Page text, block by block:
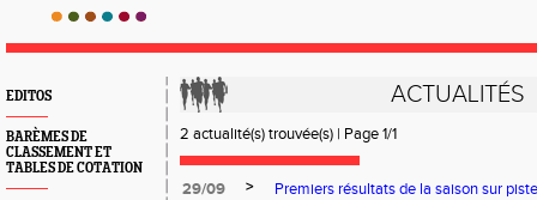
EDITOS
BARÈMES DE
CLASSEMENT ET
TABLES DE COTATION
ACTUALITÉS
2 actualité(s) trouvée(s) | Page 1/1
29/09 >
Premiers résultats de la saison sur